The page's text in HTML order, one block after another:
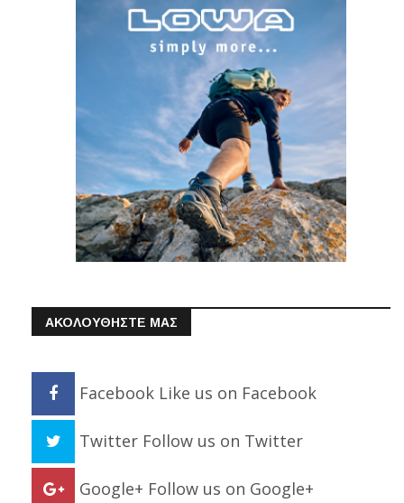
ΑΚΟΛΟΥΘΗΣΤΕ ΜΑΣ
Facebook Like us on Facebook
Twitter Follow us on Twitter
Google+ Follow us on Google+